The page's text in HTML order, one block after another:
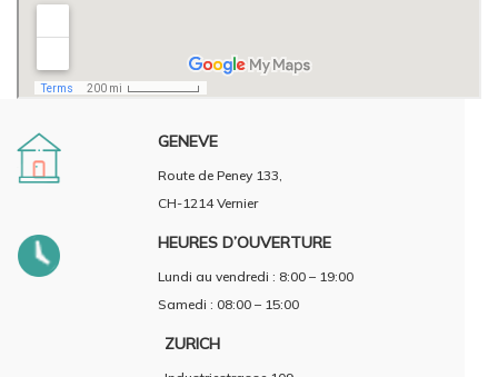
GENEVE
Route de Peney 133,
CH-1214 Vernier
HEURES D’OUVERTURE
Lundi au vendredi : 8:00 – 19:00
Samedi : 08:00 – 15:00
ZURICH